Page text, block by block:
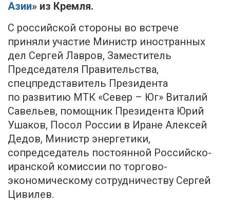
Азии» из Кремля.
С российской стороны во встрече
приняли участие Министр иностранных
дел Сергей Лавров, Заместитель
Председателя Правительства,
спецпредставитель Президента
по развитию МТК «Север – Юг» Виталий
Савельев, помощник Президента Юрий
Ушаков, Посол России в Иране Алексей
Дедов, Министр энергетики,
сопредседатель постоянной Российско-
иранской комиссии по торгово-
экономическому сотрудничеству Сергей
Цивилев.